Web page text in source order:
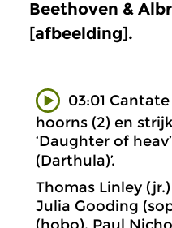
Beethoven &
[afbeelding].
03:01
hoorns (2) en
‘Daughter of
(Darthula)’.
Thomas Linley (jr.)
Julia Gooding